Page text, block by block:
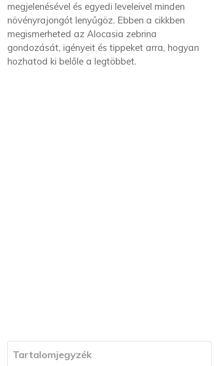
megjelenésével és egyedi leveleivel minden
növényrajongót lenyűgöz. Ebben a cikkben
megismerheted az Alocasia zebrina
gondozását, igényeit és tippeket arra, hogyan
hozhatod ki belőle a legtöbbet.
Tartalomjegyzék